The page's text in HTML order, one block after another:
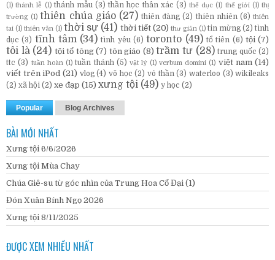
(1) thánh lễ (1) thánh mẫu (3) thần học thân xác (3) thể dục (1) thế giới (1) thị
trường (1) thiên chúa giáo (27) thiên đàng (2) thiên nhiên (6) thiên
tai (1) thiên văn (1) thời sự (41) thời tiết (20) thư giản (1) tin mừng (2) tình
dục (3) tĩnh tâm (34) tình yêu (6) toronto (49) tổ tiên (6) tội (7)
tôi là (24) tội tổ tông (7) tôn giáo (8) trầm tư (28) trung quốc (2)
ttc (3) tuần hoàn (1) tuần thánh (5) vật lý (1) verbum domini (1) việt nam (14)
viết trên iPod (21) vlog (4) võ học (2) vô thần (3) waterloo (3) wikileaks
(2) xã hội (2) xe đạp (15) xưng tội (49) y học (2)
Popular Blog Archives
BÀI MỚI NHẤT
Xưng tội 6/6/2026
Xưng tội Mùa Chay
Chúa Giê-su từ góc nhìn của Trung Hoa Cổ Đại (1)
Đón Xuân Bính Ngọ 2026
Xưng tội 8/11/2025
ĐƯỢC XEM NHIỀU NHẤT